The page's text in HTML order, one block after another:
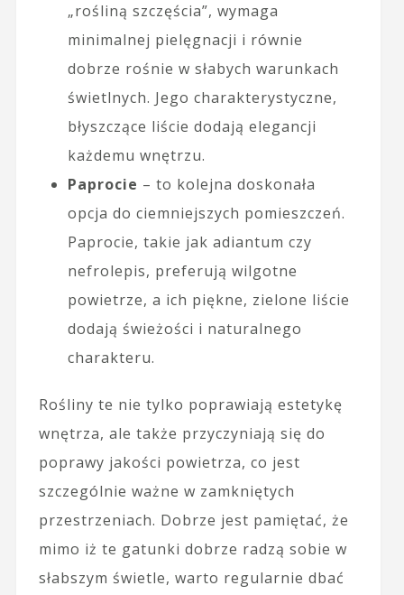
„rośliną szczęścia”, wymaga
minimalnej pielęgnacji i równie
dobrze rośnie w słabych warunkach
świetlnych. Jego charakterystyczne,
błyszczące liście dodają elegancji
każdemu wnętrzu.
Paprocie – to kolejna doskonała
opcja do ciemniejszych pomieszczeń.
Paprocie, takie jak adiantum czy
nefrolepis, preferują wilgotne
powietrze, a ich piękne, zielone liście
dodają świeżości i naturalnego
charakteru.
Rośliny te nie tylko poprawiają estetykę
wnętrza, ale także przyczyniają się do
poprawy jakości powietrza, co jest
szczególnie ważne w zamkniętych
przestrzeniach. Dobrze jest pamiętać, że
mimo iż te gatunki dobrze radzą sobie w
słabszym świetle, warto regularnie dbać